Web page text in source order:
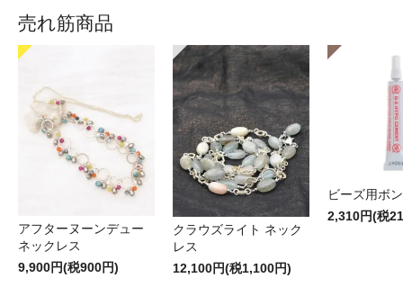
売れ筋商品
アフターヌーンデュー
ネックレス
9,900円(税900円)
クラウズライト ネック
レス
12,100円(税1,100円)
ビーズ用ボ
2,310円(税